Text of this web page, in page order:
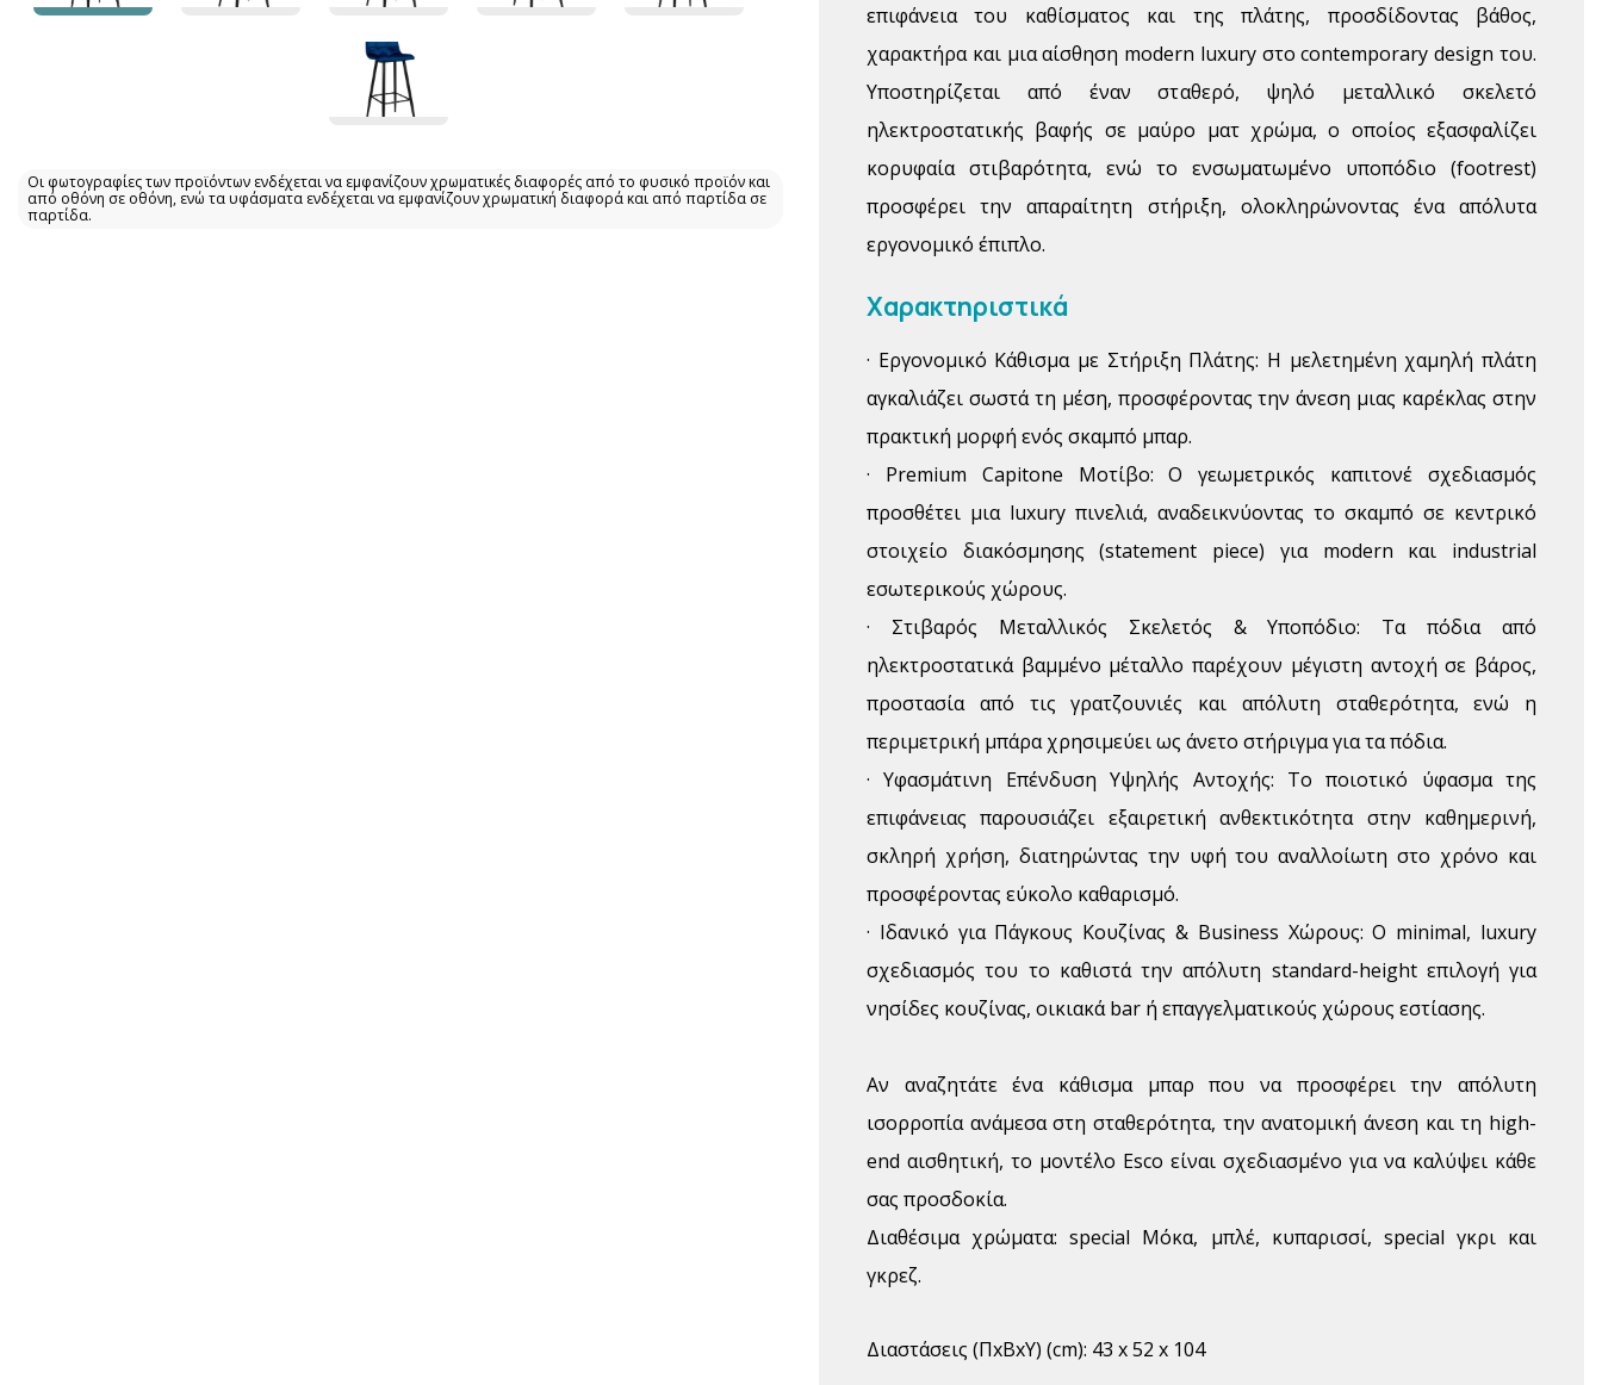
Οι φωτογραφίες των προϊόντων ενδέχεται να εμφανίζουν χρωματικές διαφορές από το φυσικό προϊόν και
από οθόνη σε οθόνη, ενώ τα υφάσματα ενδέχεται να εμφανίζουν χρωματική διαφορά και από παρτίδα σε
παρτίδα.
επιφάνεια του καθίσματος και της πλάτης, προσδίδοντας βάθος,
χαρακτήρα και μια αίσθηση modern luxury στο contemporary design του.
Υποστηρίζεται από έναν σταθερό, ψηλό μεταλλικό σκελετό
ηλεκτροστατικής βαφής σε μαύρο ματ χρώμα, ο οποίος εξασφαλίζει
κορυφαία στιβαρότητα, ενώ το ενσωματωμένο υποπόδιο (footrest)
προσφέρει την απαραίτητη στήριξη, ολοκληρώνοντας ένα απόλυτα
εργονομικό έπιπλο.
Χαρακτηριστικά
· Εργονομικό Κάθισμα με Στήριξη Πλάτης: Η μελετημένη χαμηλή πλάτη
αγκαλιάζει σωστά τη μέση, προσφέροντας την άνεση μιας καρέκλας στην
πρακτική μορφή ενός σκαμπό μπαρ.
· Premium Capitone Μοτίβο: Ο γεωμετρικός καπιτονέ σχεδιασμός
προσθέτει μια luxury πινελιά, αναδεικνύοντας το σκαμπό σε κεντρικό
στοιχείο διακόσμησης (statement piece) για modern και industrial
εσωτερικούς χώρους.
· Στιβαρός Μεταλλικός Σκελετός & Υποπόδιο: Τα πόδια από
ηλεκτροστατικά βαμμένο μέταλλο παρέχουν μέγιστη αντοχή σε βάρος,
προστασία από τις γρατζουνιές και απόλυτη σταθερότητα, ενώ η
περιμετρική μπάρα χρησιμεύει ως άνετο στήριγμα για τα πόδια.
· Υφασμάτινη Επένδυση Υψηλής Αντοχής: Το ποιοτικό ύφασμα της
επιφάνειας παρουσιάζει εξαιρετική ανθεκτικότητα στην καθημερινή,
σκληρή χρήση, διατηρώντας την υφή του αναλλοίωτη στο χρόνο και
προσφέροντας εύκολο καθαρισμό.
· Ιδανικό για Πάγκους Κουζίνας & Business Χώρους: Ο minimal, luxury
σχεδιασμός του το καθιστά την απόλυτη standard-height επιλογή για
νησίδες κουζίνας, οικιακά bar ή επαγγελματικούς χώρους εστίασης.
Αν αναζητάτε ένα κάθισμα μπαρ που να προσφέρει την απόλυτη
ισορροπία ανάμεσα στη σταθερότητα, την ανατομική άνεση και τη high-
end αισθητική, το μοντέλο Esco είναι σχεδιασμένο για να καλύψει κάθε
σας προσδοκία.
Διαθέσιμα χρώματα: special Μόκα, μπλέ, κυπαρισσί, special γκρι και
γκρεζ.
Διαστάσεις (ΠxBxΥ) (cm): 43 x 52 x 104